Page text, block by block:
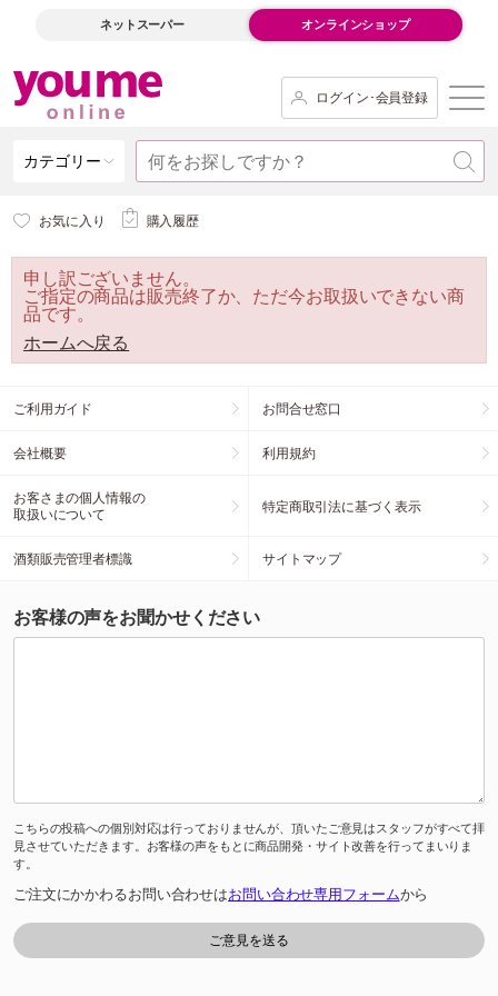
ネットスーパー オンラインショップ
ログイン･会員登録
カテゴリー
お気に入り 購入履歴
申し訳ございません。
ご指定の商品は販売終了か、ただ今お取扱いできない商
品です。
ホームへ戻る
ご利用ガイド お問合せ窓口
会社概要 利用規約
お客さまの個人情報の
取扱いについて
特定商取引法に基づく表示
酒類販売管理者標識 サイトマップ
お客様の声をお聞かせください
こちらの投稿への個別対応は行っておりませんが、頂いたご意見はスタッフがすべて拝
見させていただきます。お客様の声をもとに商品開発・サイト改善を行ってまいりま
す。
ご注文にかかわるお問い合わせはお問い合わせ専用フォームから